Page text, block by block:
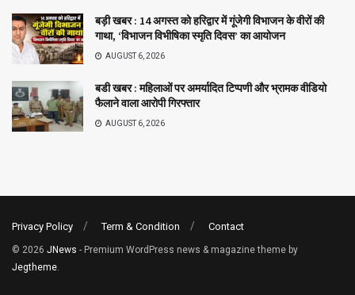
बड़ी खबर : 14 अगस्त को हरिद्वार में गूंजेगी विभाजन के वीरों की
गाथा, ‘विभाजन विभीषिका स्मृति दिवस’ का आयोजन
AUGUST 6, 2026
बडी खबर : महिलाओं पर अमर्यादित टिप्पणी और भ्रामक वीडियो
फैलाने वाला आरोपी गिरफ्तार
AUGUST 6, 2026
Privacy Policy Term & Condition Contact
© 2026 JNews - Premium WordPress news & magazine theme by
Jegtheme.